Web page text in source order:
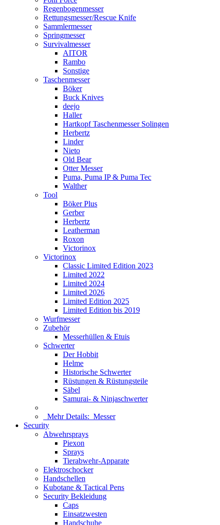
Regenbogenmesser
Rettungsmesser/Rescue Knife
Sammlermesser
Springmesser
Survivalmesser
AITOR
Rambo
Sonstige
Taschenmesser
Böker
Buck Knives
deejo
Haller
Hartkopf Taschenmesser Solingen
Herbertz
Linder
Nieto
Old Bear
Otter Messer
Puma, Puma IP & Puma Tec
Walther
Tool
Böker Plus
Gerber
Herbertz
Leatherman
Roxon
Victorinox
Victorinox
Classic Limited Edition 2023
Limited 2022
Limited 2024
Limited 2026
Limited Edition 2025
Limited Edition bis 2019
Wurfmesser
Zubehör
Messerhüllen & Etuis
Schwerter
Der Hobbit
Helme
Historische Schwerter
Rüstungen & Rüstungsteile
Säbel
Samurai- & Ninjaschwerter
Mehr Details: Messer
Security
Abwehrsprays
Piexon
Sprays
Tierabwehr-Apparate
Elektroschocker
Handschellen
Kubotane & Tactical Pens
Security Bekleidung
Caps
Einsatzwesten
Handschuhe